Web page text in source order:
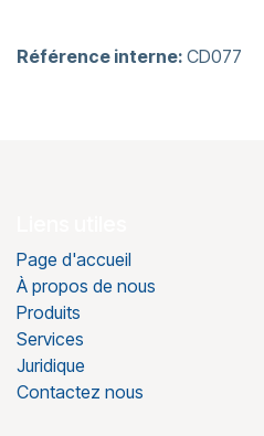
Référence interne: CD077
Page d'accueil
À propos de nous
Produits
Services
Juridique
Contactez nous